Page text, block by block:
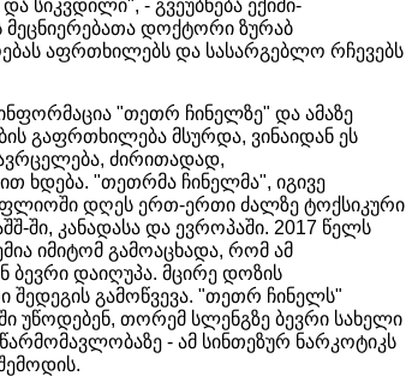
სიკვდილი", - გვეუბნება ექიმი-
მეცნიერებათა დოქტორი ზურაბ
აფრთხილებს და სასარგებლო რჩევებს
"თეთრ ჩინელზე" და ამაზე
გაფრთხილება მსურდა, ვინაიდან ეს
ძირითადად,
ხდება. "თეთრმა ჩინელმა", იგივე
დღეს ერთ-ერთი ძალზე ტოქსიკური
ში, კანადასა და ევროპაში. 2017 წელს
იმიტომ გამოაცხადა, რომ ამ
ბევრი დაიღუპა. მცირე დოზის
გამოწვევა. "თეთრ ჩინელს"
უწოდებენ, თორემ სლენგზე ბევრი სახელი
წარმომავლობაზე - ამ სინთეზურ ნარკოტიკს